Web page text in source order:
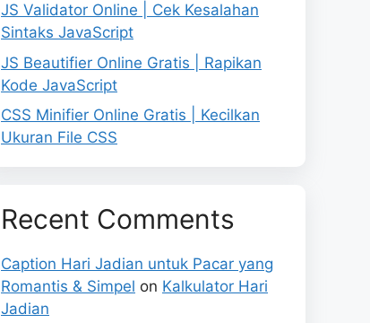
JS Validator Online | Cek Kesalahan
Sintaks JavaScript
JS Beautifier Online Gratis | Rapikan
Kode JavaScript
CSS Minifier Online Gratis | Kecilkan
Ukuran File CSS
Recent Comments
Caption Hari Jadian untuk Pacar yang
Romantis & Simpel on Kalkulator Hari
Jadian